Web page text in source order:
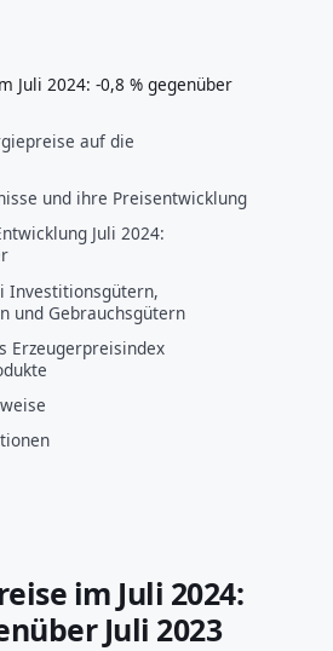
Juli 2024: -0,8 % gegenüber
auf die
und ihre Preisentwicklung
Juli 2024:
Investitionsgütern,
und Gebrauchsgütern
Erzeugerpreisindex
im Juli 2024:
Juli 2023